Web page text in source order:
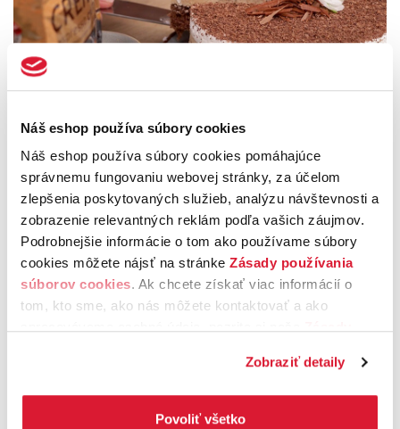
Náš eshop používa súbory cookies
Náš eshop používa súbory cookies pomáhajúce
správnemu fungovaniu webovej stránky, za účelom
zlepšenia poskytovaných služieb, analýzu návštevnosti a
zobrazenie relevantných reklám podľa vašich záujmov.
Podrobnejšie informácie o tom ako používame súbory
cookies môžete nájsť na stránke Zásady používania
súborov cookies. Ak chcete získať viac informácií o
tom, kto sme, ako nás môžete kontaktovať a ako
„Povoliť všetko“ vyjadríte svoj súhlas s používaním
zamietnuť, upravte preferencie kliknutím na tlačítko
Zobraziť detaily
Povoliť všetko
Oblíž prst do tortovej formy:
Sladký, nadýchaný a kávový
30. marec 2026
Kávové recepty
Veľkonočné recepty
Videorecepty
Veľká noc je ideálnou príležitosťou dopriať sebe aj svojim
blízkym niečo výnimočné – oblíž prst v tortovej forme je
presne ten typ koláča, ktorý si zapamätáte.
čítať ďalej